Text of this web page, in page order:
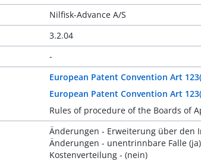
Nilfisk-Advance A/S
3.2.04
-
European Patent Convention Art
European Patent Convention Art
Rules of procedure of the Boards of
Änderungen - Erweiterung über den
Änderungen - unentrinnbare Falle (ja)
Kostenverteilung - (nein)